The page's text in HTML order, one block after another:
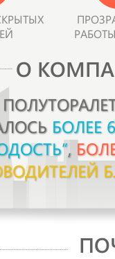
О
БОЛЕЕ
,